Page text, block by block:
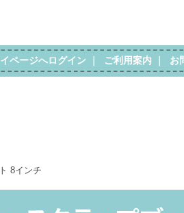
ページへログイン ご利用案内 お
8インチ